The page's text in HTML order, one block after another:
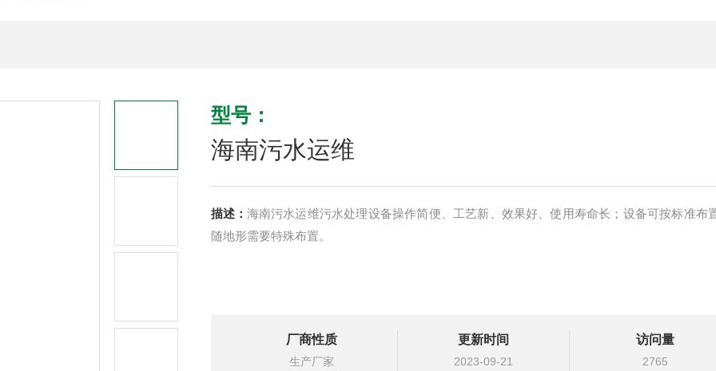
型号：
海南污水运维
描述： 海南污水运维污水处理设备操作简便、工艺新、效果好、使用寿命长；设备可按标准布
随地形需要特殊布置。
厂商性质
生产厂家
更新时间
2023-09-21
访问量
2765